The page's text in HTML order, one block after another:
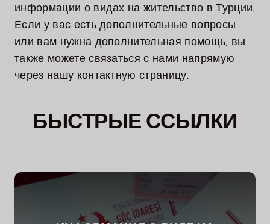
информации о видах на жительство в Турции.
Если у вас есть дополнительные вопросы
или вам нужна дополнительная помощь, вы
также можете связаться с нами напрямую
через нашу контактную страницу.
БЫСТРЫЕ ССЫЛКИ